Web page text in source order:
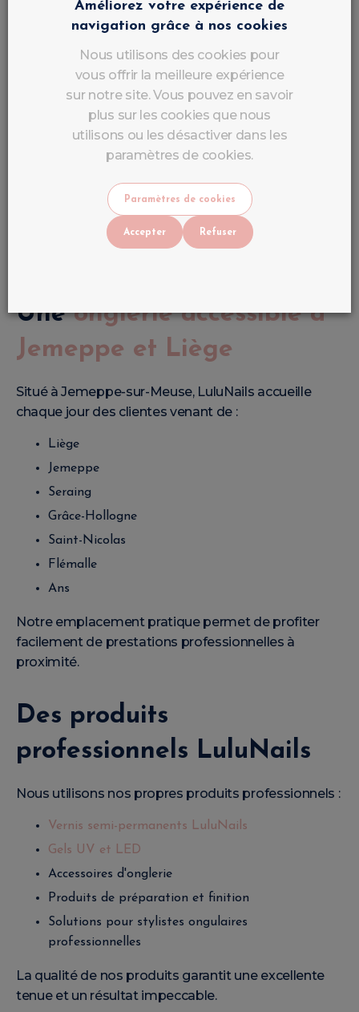
naturels tout en créant une finition élégante et
Nail Art
Exprimez votre personnalité grâce à des
décorations uniques, modernes ou classiques
réalisées par nos stylistes.
Entretien et remplissage
Nous assurons également l'entretien, le
Uneonglerie accessible à
Jemeppe et Liège
Situé à Jemeppe-sur-Meuse, LuluNails accueille
chaque jour des clientes venant de :
Liège
Jemeppe
Seraing
Grâce-Hollogne
Saint-Nicolas
Flémalle
Ans
Notre emplacement pratique permet de profiter
facilement de prestations professionnelles à
proximité.
Des produits
professionnels LuluNails
Nous utilisons nos propres produits professionnels :
Vernis semi-permanents LuluNails
Gels UV et LED
Accessoires d'onglerie
Produits de préparation et finition
Solutions pour stylistes ongulaires
professionnelles
La qualité de nos produits garantit une excellente
tenue et un résultat impeccable.
Améliorez votre expérience de
navigation grâce à nos cookies
Nous utilisons des cookies pour
vous offrir la meilleure expérience
sur notre site. Vous pouvez en savoir
plus sur les cookies que nous
utilisons ou les désactiver dans les
paramètres de cookies.
Paramètres de cookies
Accepter Refuser